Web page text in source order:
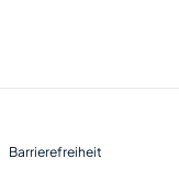
Barrierefreiheit